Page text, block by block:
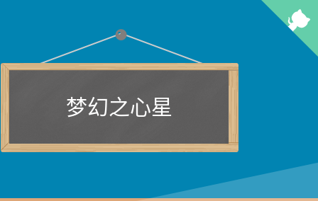
梦幻之心星